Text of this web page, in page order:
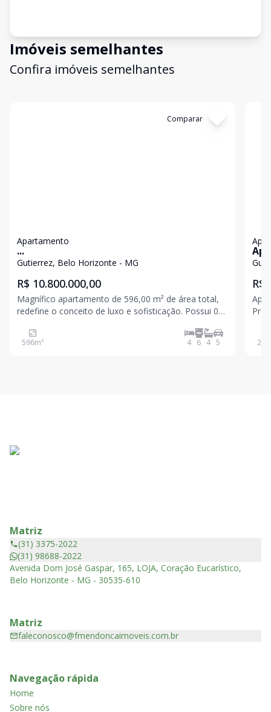
Imóveis semelhantes
Confira imóveis semelhantes
Comparar
Apartamento
...
Gutierrez, Belo Horizonte - MG
R$ 10.800.000,00
Magnífico apartamento de 596,00 m² de área total,
redefine o conceito de luxo e sofisticação. Possui 04
impecável, sala de estar ampla e iluminada, 06
banheiros finamente decorados, 05 vagas de
596m² 4 6 4 5
R$
201
Matriz
(31) 3375-2022
(31) 98688-2022
Avenida Dom José Gaspar, 165, LOJA, Coração Eucarístico,
Belo Horizonte - MG - 30535-610
Matriz
faleconosco@fmendoncaimoveis.com.br
Navegação rápida
Home
Sobre nós